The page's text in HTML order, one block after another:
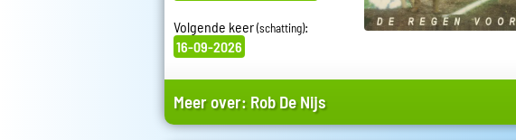
Volgende keer(schatting):
16-09-2026
Meer over: Rob De Nijs